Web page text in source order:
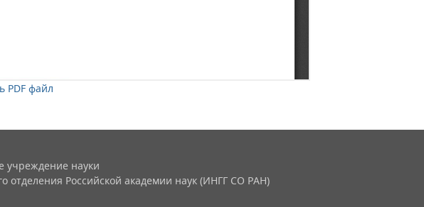
PDF файл
учреждение науки
отделения Российской академии наук (ИНГГ СО РАН)